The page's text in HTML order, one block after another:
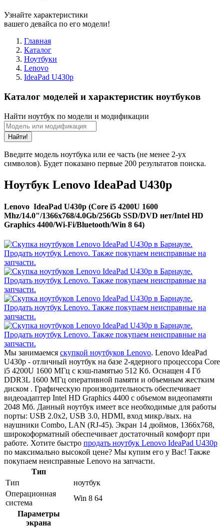
Узнайте характеристики
вашего девайса по его модели!
Главная
Каталог
Ноутбуки
Lenovo
IdeaPad U430p
Каталог моделей и характеристик ноутбуков
Найти ноутбук по модели и модификации
Найти!
Введите модель ноутбука или ее часть (не менее 2-ух
символов). Будет показано первые 200 результатов поиска.
Ноутбук Lenovo IdeaPad U430p
Lenovo IdeaPad U430p (Core i5 4200U 1600
Mhz/14.0"/1366x768/4.0Gb/256Gb SSD/DVD нет/Intel HD
Graphics 4400/Wi-Fi/Bluetooth/Win 8 64)
Мы занимаемся скупкой ноутбуков Lenovo. Lenovo IdeaPad
U430p - отличный ноутбук на базе 2-ядерного процессора Core
i5 4200U 1600 МГц с кэш-памятью 512 Кб. Оснащен 4 Гб
DDR3L 1600 МГц оперативной памяти и объемным жестким
диском . Графическую производительность обеспечивает
видеоадаптер Intel HD Graphics 4400 с объемом видеопамяти
2048 Мб. Данный ноутбук имеет все необходимые для работы
порты: USB 2.0x2, USB 3.0, HDMI, вход микр./вых. на
наушники Combo, LAN (RJ-45). Экран 14 дюймов, 1366x768,
широкоформатный обеспечивает достаточный комфорт при
работе. Хотите быстро продать ноутбук Lenovo IdeaPad U430p
по максимально высокой цене? Мы купим его у Вас! Также
покупаем неисправные Lenovo на запчасти.
Тип
Тип
ноутбук
Операционная
система
Win 8 64
Параметры
экрана